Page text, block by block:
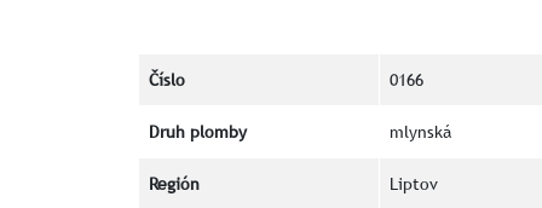
Číslo 0166
Druh plomby mlynská
Región Liptov